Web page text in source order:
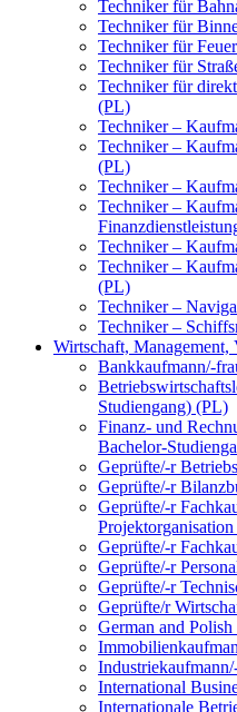
Techniker für
Techniker für
Techniker für
Techniker für
Techniker für
(PL)
Techniker –
Techniker –
(PL)
Techniker –
Techniker –
Techniker –
Techniker –
(PL)
Techniker –
Techniker –
Wirtschaft, Management,
Bankkaufmann/-
Studiengang) (PL)
Finanz- und
Bachelor-
Geprüfte/-r
Geprüfte/-r
Geprüfte/-r
Geprüfte/-r
Geprüfte/-r
Geprüfte/-r
Geprüfte/r
German and
International
Internationale